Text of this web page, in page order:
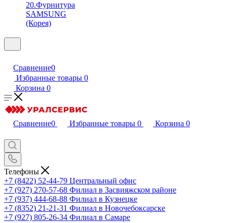
20.Фурнитура
SAMSUNG
(Корея)
Сравнение0
Избранные товары 0
Корзина 0
Сравнение0 Избранные товары 0 Корзина 0
Телефоны
+7 (8422) 52-44-79 Центральный офис
+7 (927) 270-57-68 Филиал в Засвияжском районе
+7 (937) 444-68-88 Филиал в Кузнецке
+7 (8352) 21-21-31 Филиал в Новочебоксарске
+7 (927) 805-26-34 Филиал в Самаре